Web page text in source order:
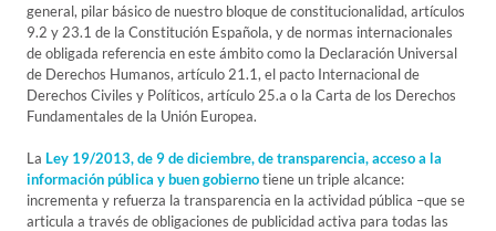
general, pilar básico de nuestro bloque de constitucionalidad, artículos
9.2 y 23.1 de la Constitución Española, y de normas internacionales
de obligada referencia en este ámbito como la Declaración Universal
de Derechos Humanos, artículo 21.1, el pacto Internacional de
Derechos Civiles y Políticos, artículo 25.a o la Carta de los Derechos
Fundamentales de la Unión Europea.
La Ley 19/2013, de 9 de diciembre, de transparencia, acceso a la
información pública y buen gobiernotiene un triple alcance:
incrementa y refuerza la transparencia en la actividad pública –que se
articula a través de obligaciones de publicidad activa para todas las